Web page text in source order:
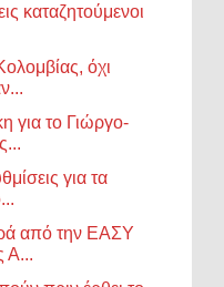
καταζητούμενοι
όχι
για το Γιώργο-
για τα
από την ΕΑΣΥ
Α...